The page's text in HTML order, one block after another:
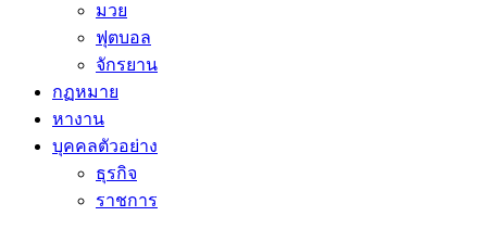
มวย
ฟุตบอล
จักรยาน
กฏหมาย
หางาน
บุคคลตัวอย่าง
ธุรกิจ
ราชการ